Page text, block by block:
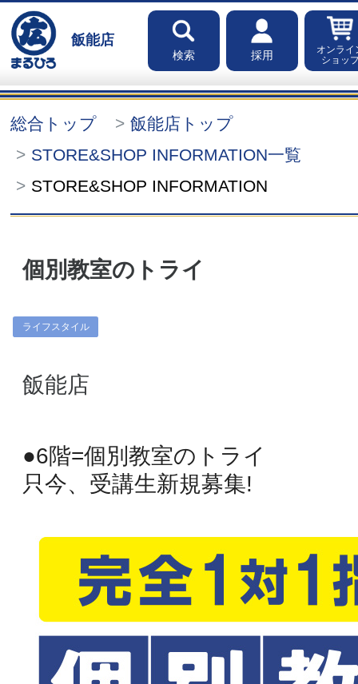
飯能店
検索 採用
オンライ
ショッ
総合トップ
飯能店トップ
STORE&SHOP INFORMATION一覧
STORE&SHOP INFORMATION
個別教室のトライ
ライフスタイル
飯能店
●6階=個別教室のトライ
只今、受講生新規募集!